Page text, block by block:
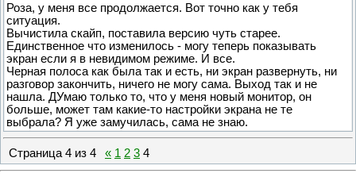
Роза, у меня все продолжается. Вот точно как у тебя
ситуация.
Вычистила скайп, поставила версию чуть старее.
Единственное что изменилось - могу теперь показывать
экран если я в невидимом режиме. И все.
Черная полоса как была так и есть, ни экран развернуть, ни
разговор закончить, ничего не могу сама. Выход так и не
нашла. ДУмаю только то, что у меня новый монитор, он
больше, может там какие-то настройки экрана не те
выбрала? Я уже замучилась, сама не знаю.
Страница 4 из 4 « 1 2 3 4